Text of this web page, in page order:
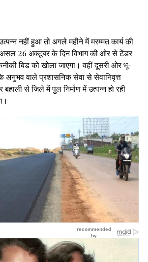
नहीं हुआ तो अगले महीने में मरम्मत कार्य की
26 अक्टूबर के दिन विभाग की ओर से टेंडर
बिड को खोला जाएगा। वहीं दूसरी ओर भू-
अनुभव वाले प्रशासनिक सेवा से सेवानिवृत्त
बहाली से जिले में पुल निर्माण में उत्पन्न हो रही